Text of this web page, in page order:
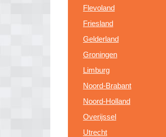
Flevoland
Friesland
Gelderland
Groningen
Limburg
Noord-Brabant
Noord-Holland
Overijssel
Utrecht